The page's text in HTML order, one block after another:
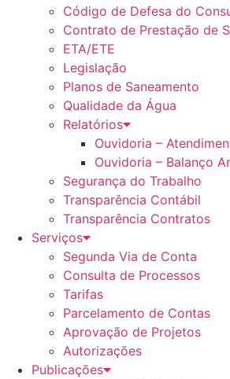
Código de Defesa do
Contrato de Prestação de
ETA/ETE
Legislação
Planos de Saneamento
Qualidade da Água
Relatórios
Ouvidoria –
Ouvidoria – Balanço
Segurança do Trabalho
Transparência Contábil
Transparência Contratos
Serviços
Segunda Via de Conta
Consulta de Processos
Tarifas
Parcelamento de Contas
Aprovação de Projetos
Autorizações
Publicações